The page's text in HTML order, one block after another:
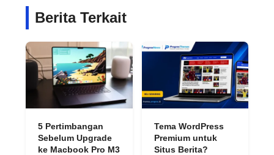
Berita Terkait
5 Pertimbangan
Sebelum Upgrade
ke Macbook Pro M3
Tema WordPress
Premium untuk
Situs Berita?